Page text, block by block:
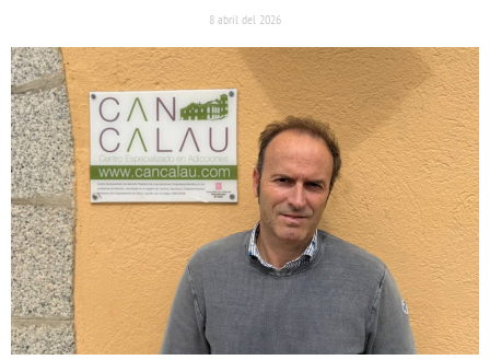
8 abril del 2026